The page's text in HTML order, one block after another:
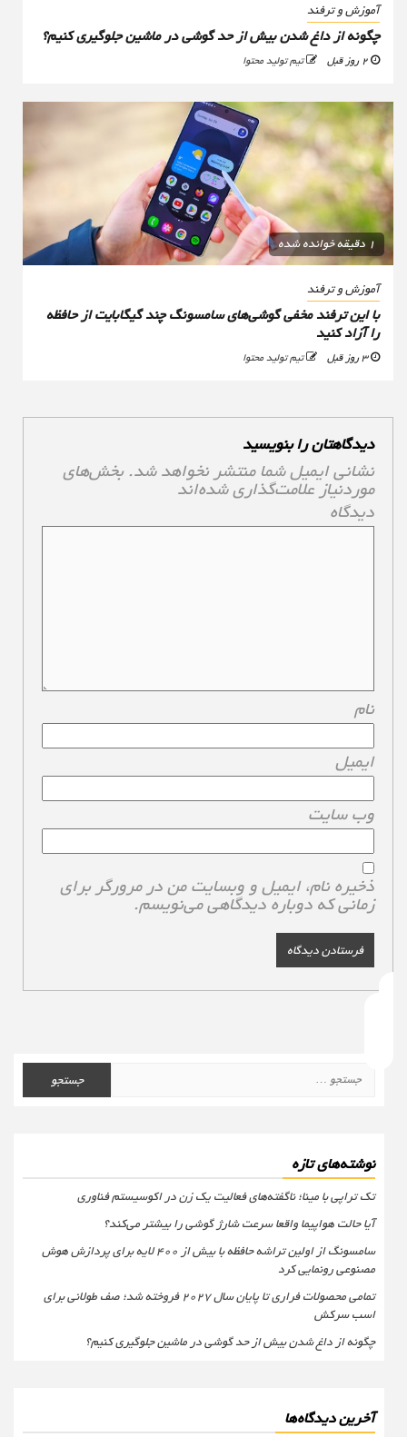
آموزش و ترفند
چگونه از داغ شدن بیش از حد گوشی در ماشین جلوگیری کنیم؟
تیم تولید محتوا
1 دقیقه خوانده شده
آموزش و ترفند
با این ترفند مخفی گوشی‌های سامسونگ چند گیگابایت از حافظه
را آزاد کنید
تیم تولید محتوا
دیدگاهتان را بنویسید
نشانی ایمیل شما منتشر نخواهد شد.بخش‌های
موردنیاز علامت‌گذاری شده‌اند*
دیدگاه*
نام*
ایمیل*
وب‌ سایت
ذخیره نام، ایمیل و وبسایت من در مرورگر برای
زمانی که دوباره دیدگاهی می‌نویسم.
جستجو
برای:
نوشته‌های تازه
تک تراپی با مینا؛ ناگفته‌های فعالیت یک زن در اکوسیستم فناوری
آیا حالت هواپیما واقعا سرعت شارژ گوشی را بیشتر می‌کند؟
سامسونگ از اولین تراشه حافظه با بیش از ۴۰۰ لایه برای پردازش هوش
مصنوعی رونمایی کرد
تمامی محصولات فراری تا پایان سال ۲۰۲۷ فروخته شد؛ صف طولانی برای
اسب سرکش
چگونه از داغ شدن بیش از حد گوشی در ماشین جلوگیری کنیم؟
آخرین دیدگاه‌ها